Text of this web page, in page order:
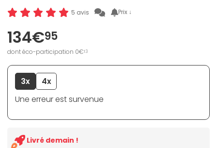
5 avis Prix ↓
134€95
dont éco-participation 0€13
3x
4x
Une erreur est survenue
Livré demain !